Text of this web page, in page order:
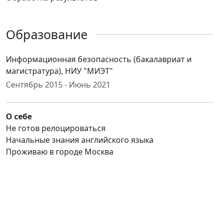
Образование
Информационная безопасность (бакалавриат и
магистратура), НИУ "МИЭТ"
Сентябрь 2015 - Июнь 2021
О себе
Не готов релоцироваться
Начальные знания английского языка
Проживаю в городе Москва